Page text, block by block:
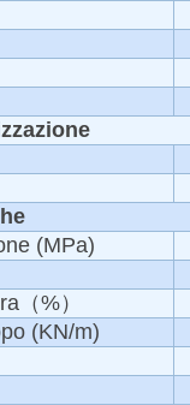
(MPa)
（%）
(KN/m)